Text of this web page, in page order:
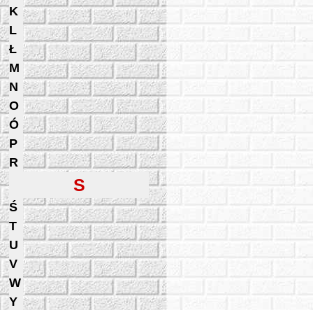
K
L
Ł
M
N
O
Ó
P
R
S
Ś
T
U
V
W
Y